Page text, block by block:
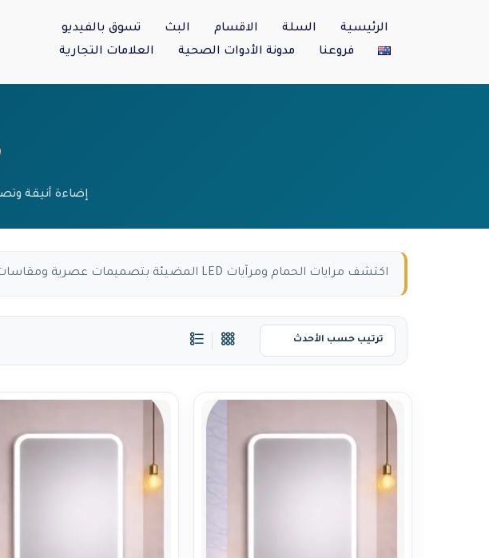
الرئيسية السلة الاقسام البث
تسوق بالفيديو
فروعنا
مدونة الأدوات الصحية العلامات التجارية
اكتشف مرايات الحمام ومرآيات LED المضيئة بتصميمات عصرية ومقاسات متنوعة تضيف اتساعًا وأناقة إلى حمامك.